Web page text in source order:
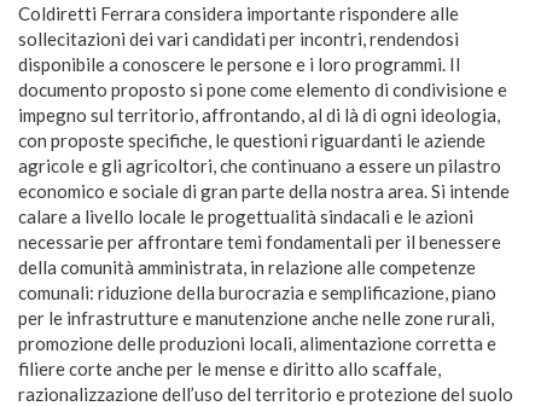
Coldiretti Ferrara considera importante rispondere alle
sollecitazioni dei vari candidati per incontri, rendendosi
disponibile a conoscere le persone e i loro programmi. Il
documento proposto si pone come elemento di condivisione e
impegno sul territorio, affrontando, al di là di ogni ideologia,
con proposte specifiche, le questioni riguardanti le aziende
agricole e gli agricoltori, che continuano a essere un pilastro
economico e sociale di gran parte della nostra area. Si intende
calare a livello locale le progettualità sindacali e le azioni
necessarie per affrontare temi fondamentali per il benessere
della comunità amministrata, in relazione alle competenze
comunali: riduzione della burocrazia e semplificazione, piano
per le infrastrutture e manutenzione anche nelle zone rurali,
promozione delle produzioni locali, alimentazione corretta e
filiere corte anche per le mense e diritto allo scaffale,
razionalizzazione dell’uso del territorio e protezione del suolo